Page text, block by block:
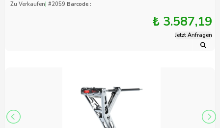
Zu Verkaufen| #2059 Barcode :
₺ 3.587,19
Jetzt Anfragen